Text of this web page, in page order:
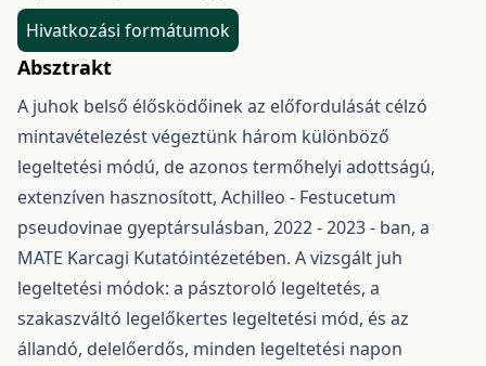
Hivatkozási formátumok
Absztrakt
A juhok belső élősködőinek az előfordulását célzó
mintavételezést végeztünk három különböző
legeltetési módú, de azonos termőhelyi adottságú,
extenzíven hasznosított, Achilleo - Festucetum
pseudovinae gyeptársulásban, 2022 - 2023 - ban, a
MATE Karcagi Kutatóintézetében. A vizsgált juh
legeltetési módok: a pásztoroló legeltetés, a
szakaszváltó legelőkertes legeltetési mód, és az
állandó, delelőerdős, minden legeltetési napon